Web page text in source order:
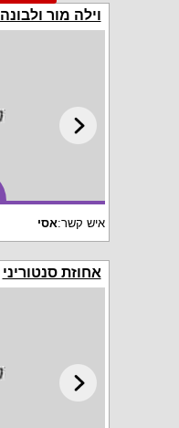
וילה מור ולבונה
איש קשר:אסי
אחוזת סנטוריני